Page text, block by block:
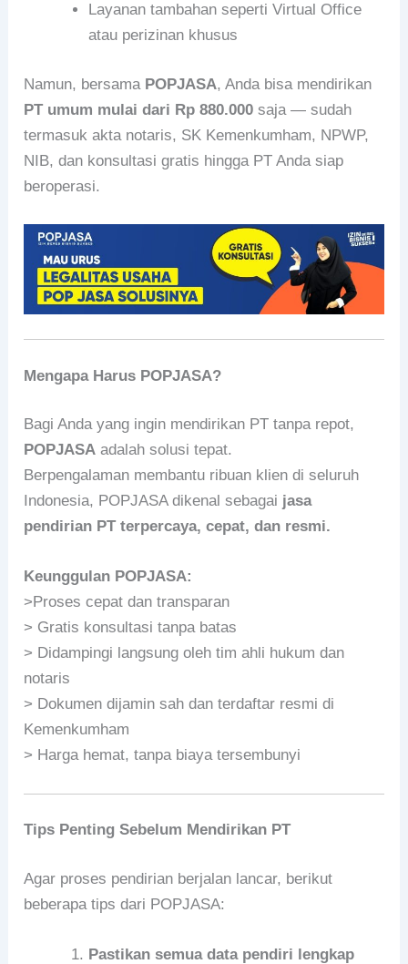
Layanan tambahan seperti Virtual Office
atau perizinan khusus
Namun, bersama POPJASA, Anda bisa mendirikan
PT umum mulai dari Rp 880.000 saja — sudah
termasuk akta notaris, SK Kemenkumham, NPWP,
NIB, dan konsultasi gratis hingga PT Anda siap
beroperasi.
Mengapa Harus POPJASA?
Bagi Anda yang ingin mendirikan PT tanpa repot,
POPJASA adalah solusi tepat.
Berpengalaman membantu ribuan klien di seluruh
Indonesia, POPJASA dikenal sebagai jasa
pendirian PT terpercaya, cepat, dan resmi.
Keunggulan POPJASA:
>Proses cepat dan transparan
> Gratis konsultasi tanpa batas
> Didampingi langsung oleh tim ahli hukum dan
notaris
> Dokumen dijamin sah dan terdaftar resmi di
Kemenkumham
> Harga hemat, tanpa biaya tersembunyi
Tips Penting Sebelum Mendirikan PT
Agar proses pendirian berjalan lancar, berikut
beberapa tips dari POPJASA:
Pastikan semua data pendiri lengkap